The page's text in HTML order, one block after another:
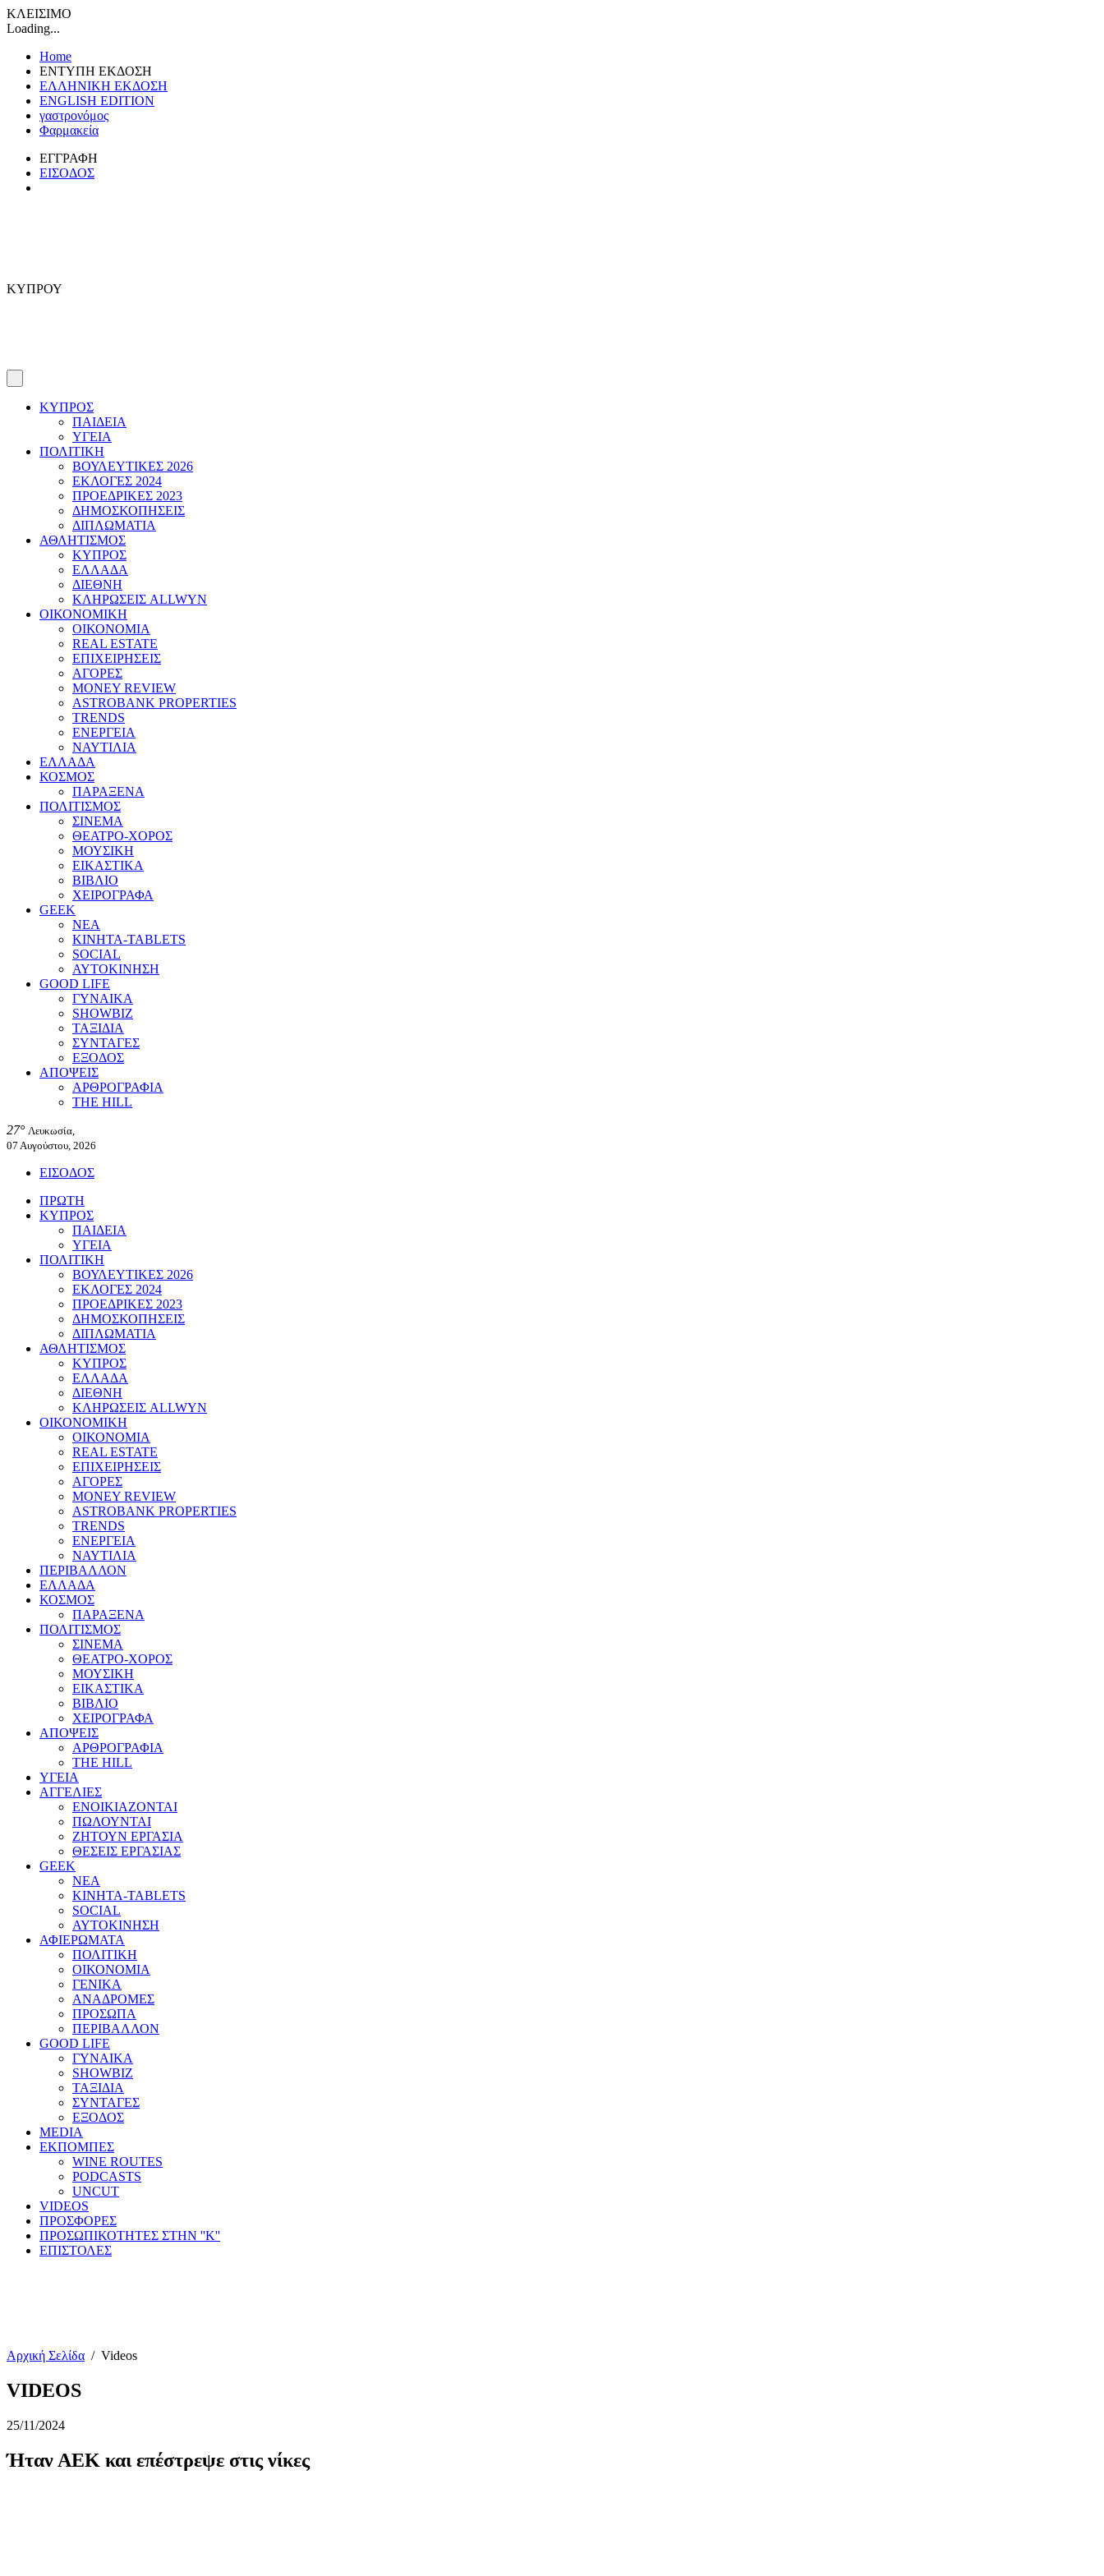
ΚΛΕΙΣΙΜΟ
Loading...
Home
ΕΝΤΥΠΗ ΕΚΔΟΣΗ
ΕΛΛΗΝΙΚΗ ΕΚΔΟΣΗ
ENGLISH EDITION
γαστρονόμος
Φαρμακεία
ΕΓΓΡΑΦΗ
ΕΙΣΟΔΟΣ
ΚΥΠΡΟΥ
ΚΥΠΡΟΣ
ΠΑΙΔΕΙΑ
ΥΓΕΙΑ
ΠΟΛΙΤΙΚΗ
ΒΟΥΛΕΥΤΙΚΕΣ 2026
ΕΚΛΟΓΕΣ 2024
ΠΡΟΕΔΡΙΚΕΣ 2023
ΔΗΜΟΣΚΟΠΗΣΕΙΣ
ΔΙΠΛΩΜΑΤΙΑ
ΑΘΛΗΤΙΣΜΟΣ
ΚΥΠΡΟΣ
ΕΛΛΑΔΑ
ΔΙΕΘΝΗ
ΚΛΗΡΩΣΕΙΣ ALLWYN
ΟΙΚΟΝΟΜΙΚΗ
ΟΙΚΟΝΟΜΙΑ
REAL ESTATE
ΕΠΙΧΕΙΡΗΣΕΙΣ
ΑΓΟΡΕΣ
MONEY REVIEW
ASTROBANK PROPERTIES
TRENDS
ΕΝΕΡΓΕΙΑ
ΝΑΥΤΙΛΙΑ
ΕΛΛΑΔΑ
ΚΟΣΜΟΣ
ΠΑΡΑΞΕΝΑ
ΠΟΛΙΤΙΣΜΟΣ
ΣΙΝΕΜΑ
ΘΕΑΤΡΟ-ΧΟΡΟΣ
ΜΟΥΣΙΚΗ
ΕΙΚΑΣΤΙΚΑ
ΒΙΒΛΙΟ
ΧΕΙΡΟΓΡΑΦΑ
GEEK
ΝΕΑ
ΚΙΝΗΤΑ-TABLETS
SOCIAL
ΑΥΤΟΚΙΝΗΣΗ
GOOD LIFE
ΓΥΝΑΙΚΑ
SHOWBIZ
ΤΑΞΙΔΙΑ
ΣΥΝΤΑΓΕΣ
ΕΞΟΔΟΣ
ΑΠΟΨΕΙΣ
ΑΡΘΡΟΓΡΑΦΙΑ
THE HILL
27° Λευκωσία,
07 Αυγούστου, 2026
ΕΙΣΟΔΟΣ
ΠΡΩΤΗ
ΚΥΠΡΟΣ
ΠΑΙΔΕΙΑ
ΥΓΕΙΑ
ΠΟΛΙΤΙΚΗ
ΒΟΥΛΕΥΤΙΚΕΣ 2026
ΕΚΛΟΓΕΣ 2024
ΠΡΟΕΔΡΙΚΕΣ 2023
ΔΗΜΟΣΚΟΠΗΣΕΙΣ
ΔΙΠΛΩΜΑΤΙΑ
ΑΘΛΗΤΙΣΜΟΣ
ΚΥΠΡΟΣ
ΕΛΛΑΔΑ
ΔΙΕΘΝΗ
ΚΛΗΡΩΣΕΙΣ ALLWYN
ΟΙΚΟΝΟΜΙΚΗ
ΟΙΚΟΝΟΜΙΑ
REAL ESTATE
ΕΠΙΧΕΙΡΗΣΕΙΣ
ΑΓΟΡΕΣ
MONEY REVIEW
ASTROBANK PROPERTIES
TRENDS
ΕΝΕΡΓΕΙΑ
ΝΑΥΤΙΛΙΑ
ΠΕΡΙΒΑΛΛΟΝ
ΕΛΛΑΔΑ
ΚΟΣΜΟΣ
ΠΑΡΑΞΕΝΑ
ΠΟΛΙΤΙΣΜΟΣ
ΣΙΝΕΜΑ
ΘΕΑΤΡΟ-ΧΟΡΟΣ
ΜΟΥΣΙΚΗ
ΕΙΚΑΣΤΙΚΑ
ΒΙΒΛΙΟ
ΧΕΙΡΟΓΡΑΦΑ
ΑΠΟΨΕΙΣ
ΑΡΘΡΟΓΡΑΦΙΑ
THE HILL
ΥΓΕΙΑ
ΑΓΓΕΛΙΕΣ
ΕΝΟΙΚΙΑΖΟΝΤΑΙ
ΠΩΛΟΥΝΤΑΙ
ΖΗΤΟΥΝ ΕΡΓΑΣΙΑ
ΘΕΣΕΙΣ ΕΡΓΑΣΙΑΣ
GEEK
ΝΕΑ
ΚΙΝΗΤΑ-TABLETS
SOCIAL
ΑΥΤΟΚΙΝΗΣΗ
ΑΦΙΕΡΩΜΑΤΑ
ΠΟΛΙΤΙΚΗ
ΟΙΚΟΝΟΜΙΑ
ΓΕΝΙΚΑ
ΑΝΑΔΡΟΜΕΣ
ΠΡΟΣΩΠΑ
ΠΕΡΙΒΑΛΛΟΝ
GOOD LIFE
ΓΥΝΑΙΚΑ
SHOWBIZ
ΤΑΞΙΔΙΑ
ΣΥΝΤΑΓΕΣ
ΕΞΟΔΟΣ
MEDIA
ΕΚΠΟΜΠΕΣ
WINE ROUTES
PODCASTS
UNCUT
VIDEOS
ΠΡΟΣΦΟΡΕΣ
ΠΡΟΣΩΠΙΚΟΤΗΤΕΣ ΣΤΗΝ ''Κ''
ΕΠΙΣΤΟΛΕΣ
Αρχική Σελίδα / Videos
VIDEOS
25/11/2024
Ήταν ΑΕΚ και επέστρεψε στις νίκες